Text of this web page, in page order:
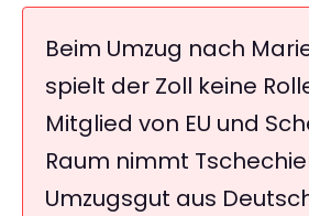
Beim Umzug nach
spielt der Zoll keine
Mitglied von EU und
Raum nimmt
Umzugsgut aus